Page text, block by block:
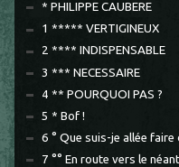
* PHILIPPE CAUBERE
1 ***** VERTIGINEUX
2 **** INDISPENSABLE
3 *** NECESSAIRE
4 ** POURQUOI PAS ?
5 * Bof !
6 ° Que suis-je allée faire
7 °° En route vers le